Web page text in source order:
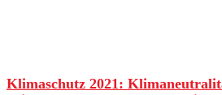
Klimaschutz 2021: